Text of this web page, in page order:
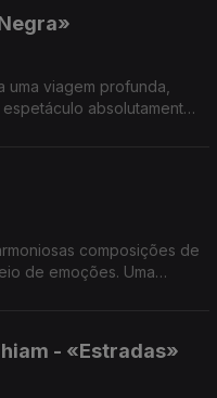
viagem profunda,
absolutamente
composições de
de emoções. Uma
- «Estradas»